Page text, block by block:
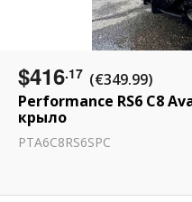
$416.17 (€349.99)
Performance RS6 C8
крылo
PTA6C8RS6SPC